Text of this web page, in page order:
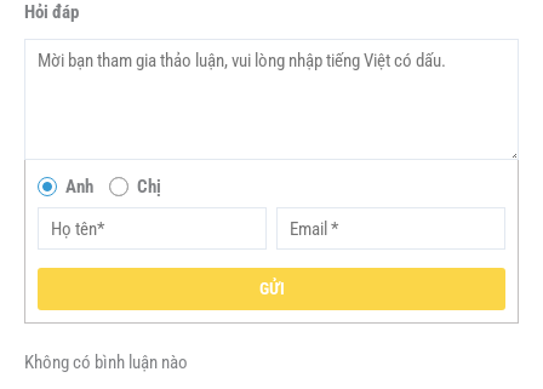
Hỏi đáp
Anh Chị
GỬI
Không có bình luận nào